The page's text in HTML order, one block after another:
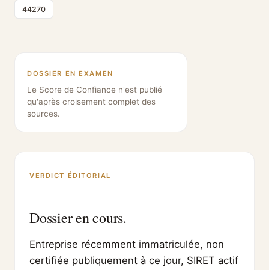
44270
DOSSIER EN EXAMEN
Le Score de Confiance n'est publié
qu'après croisement complet des
sources.
VERDICT ÉDITORIAL
Dossier en cours.
Entreprise récemment immatriculée, non
certifiée publiquement à ce jour, SIRET actif